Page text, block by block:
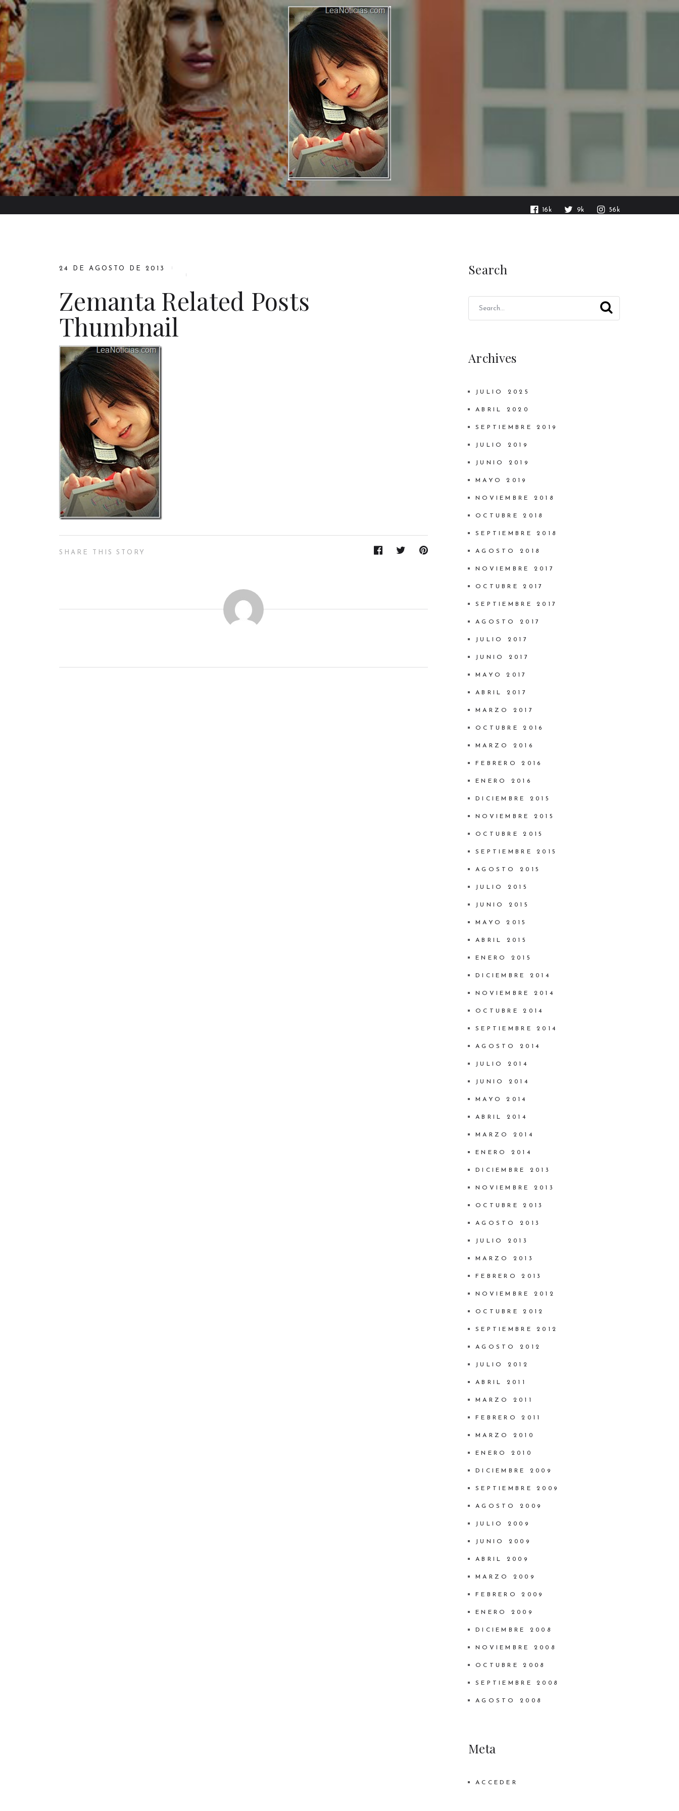
16k 9k 56k
24 DE AGOSTO DE 2013
Zemanta Related Posts
Thumbnail
SHARE THIS STORY
Search
Archives
JULIO 2025
ABRIL 2020
SEPTIEMBRE 2019
JULIO 2019
JUNIO 2019
MAYO 2019
NOVIEMBRE 2018
OCTUBRE 2018
SEPTIEMBRE 2018
AGOSTO 2018
NOVIEMBRE 2017
OCTUBRE 2017
SEPTIEMBRE 2017
AGOSTO 2017
JULIO 2017
JUNIO 2017
MAYO 2017
ABRIL 2017
MARZO 2017
OCTUBRE 2016
MARZO 2016
FEBRERO 2016
ENERO 2016
DICIEMBRE 2015
NOVIEMBRE 2015
OCTUBRE 2015
SEPTIEMBRE 2015
AGOSTO 2015
JULIO 2015
JUNIO 2015
MAYO 2015
ABRIL 2015
ENERO 2015
DICIEMBRE 2014
NOVIEMBRE 2014
OCTUBRE 2014
SEPTIEMBRE 2014
AGOSTO 2014
JULIO 2014
JUNIO 2014
MAYO 2014
ABRIL 2014
MARZO 2014
ENERO 2014
DICIEMBRE 2013
NOVIEMBRE 2013
OCTUBRE 2013
AGOSTO 2013
JULIO 2013
MARZO 2013
FEBRERO 2013
NOVIEMBRE 2012
OCTUBRE 2012
SEPTIEMBRE 2012
AGOSTO 2012
JULIO 2012
ABRIL 2011
MARZO 2011
FEBRERO 2011
MARZO 2010
ENERO 2010
DICIEMBRE 2009
SEPTIEMBRE 2009
AGOSTO 2009
JULIO 2009
JUNIO 2009
ABRIL 2009
MARZO 2009
FEBRERO 2009
ENERO 2009
DICIEMBRE 2008
NOVIEMBRE 2008
OCTUBRE 2008
SEPTIEMBRE 2008
AGOSTO 2008
Meta
ACCEDER